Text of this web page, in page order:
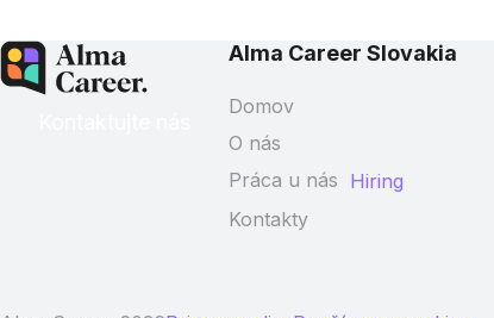
Alma Career Slovakia
Domov
O nás
Práca u nás Hiring
Kontakty